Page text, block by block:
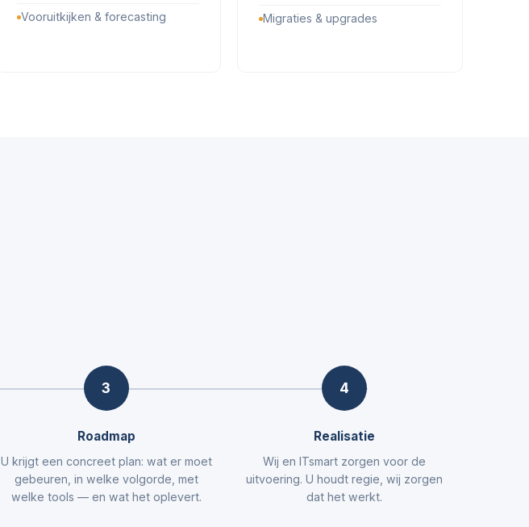
Vooruitkijken & forecasting
Migraties & upgrades
3
Roadmap
U krijgt een concreet plan: wat er moet
gebeuren, in welke volgorde, met
welke tools — en wat het oplevert.
4
Realisatie
Wij en ITsmart zorgen voor de
uitvoering. U houdt regie, wij zorgen
dat het werkt.